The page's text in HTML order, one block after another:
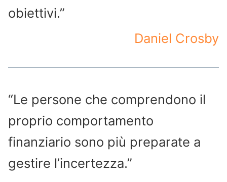
obiettivi.”
Daniel Crosby
“Le persone che comprendono il
proprio comportamento
finanziario sono più preparate a
gestire l’incertezza.”